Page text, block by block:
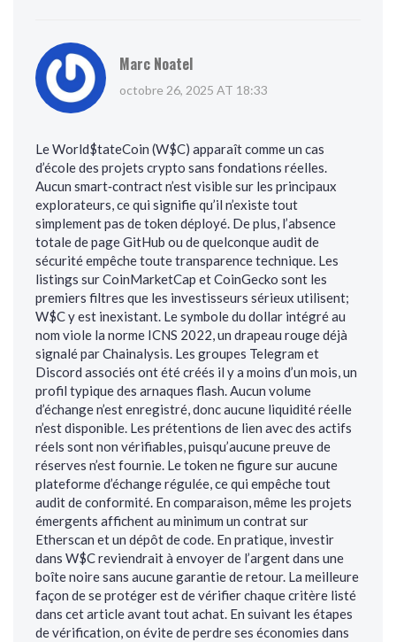
Marc Noatel
octobre 26, 2025 AT 18:33
Le World$tateCoin (W$C) apparaît comme un cas
d’école des projets crypto sans fondations réelles.
Aucun smart‑contract n’est visible sur les principaux
explorateurs, ce qui signifie qu’il n’existe tout
simplement pas de token déployé. De plus, l’absence
totale de page GitHub ou de quelconque audit de
sécurité empêche toute transparence technique. Les
listings sur CoinMarketCap et CoinGecko sont les
premiers filtres que les investisseurs sérieux utilisent;
W$C y est inexistant. Le symbole du dollar intégré au
nom viole la norme ICNS 2022, un drapeau rouge déjà
signalé par Chainalysis. Les groupes Telegram et
Discord associés ont été créés il y a moins d’un mois, un
profil typique des arnaques flash. Aucun volume
d’échange n’est enregistré, donc aucune liquidité réelle
n’est disponible. Les prétentions de lien avec des actifs
réels sont non vérifiables, puisqu’aucune preuve de
réserves n’est fournie. Le token ne figure sur aucune
plateforme d’échange régulée, ce qui empêche tout
audit de conformité. En comparaison, même les projets
émergents affichent au minimum un contrat sur
Etherscan et un dépôt de code. En pratique, investir
dans W$C reviendrait à envoyer de l’argent dans une
boîte noire sans aucune garantie de retour. La meilleure
façon de se protéger est de vérifier chaque critère listé
dans cet article avant tout achat. En suivant les étapes
de vérification, on évite de perdre ses économies dans